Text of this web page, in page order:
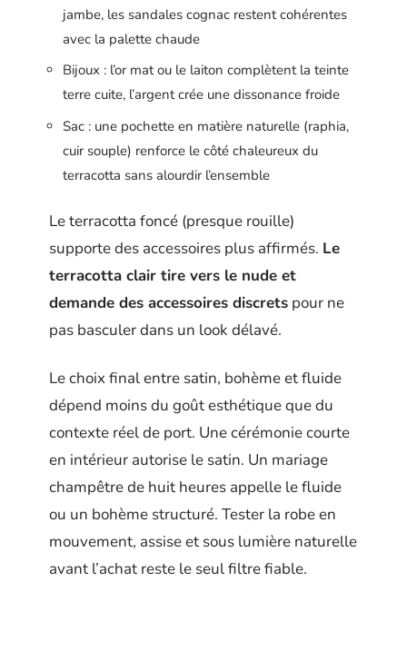
jambe, les sandales cognac restent cohérentes
avec la palette chaude
Bijoux : l’or mat ou le laiton complètent la teinte
terre cuite, l’argent crée une dissonance froide
Sac : une pochette en matière naturelle (raphia,
cuir souple) renforce le côté chaleureux du
terracotta sans alourdir l’ensemble
Le terracotta foncé (presque rouille)
supporte des accessoires plus affirmés. Le
terracotta clair tire vers le nude et
demande des accessoires discrets pour ne
pas basculer dans un look délavé.
Le choix final entre satin, bohème et fluide
dépend moins du goût esthétique que du
contexte réel de port. Une cérémonie courte
en intérieur autorise le satin. Un mariage
champêtre de huit heures appelle le fluide
ou un bohème structuré. Tester la robe en
mouvement, assise et sous lumière naturelle
avant l’achat reste le seul filtre fiable.